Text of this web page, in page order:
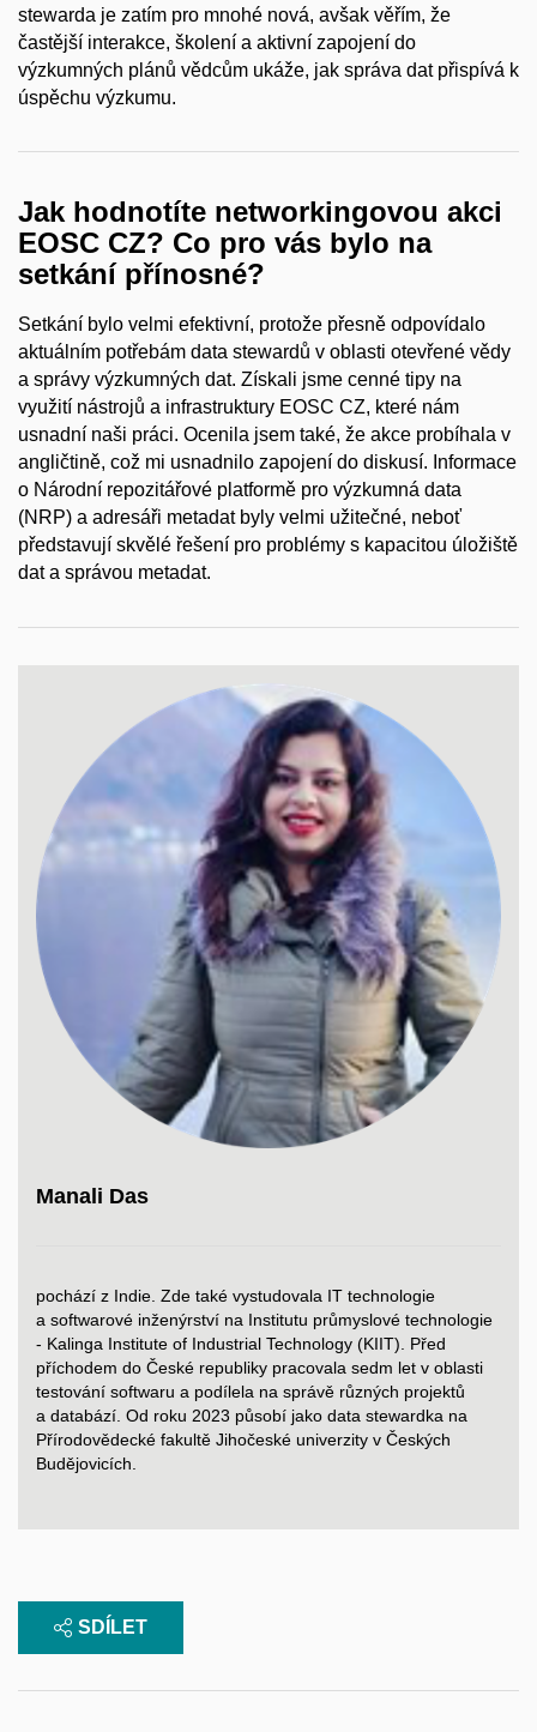
stewarda je zatím pro mnohé nová, avšak věřím, že
častější interakce, školení a aktivní zapojení do
výzkumných plánů vědcům ukáže, jak správa dat přispívá k
úspěchu výzkumu.
Jak hodnotíte networkingovou akci
EOSC CZ? Co pro vás bylo na
setkání přínosné?
Setkání bylo velmi efektivní, protože přesně odpovídalo
aktuálním potřebám data stewardů v oblasti otevřené vědy
a správy výzkumných dat. Získali jsme cenné tipy na
využití nástrojů a infrastruktury EOSC CZ, které nám
usnadní naši práci. Ocenila jsem také, že akce probíhala v
angličtině, což mi usnadnilo zapojení do diskusí. Informace
o Národní repozitářové platformě pro výzkumná data
(NRP) a adresáři metadat byly velmi užitečné, neboť
představují skvělé řešení pro problémy s kapacitou úložiště
dat a správou metadat.
Manali Das
pochází z Indie. Zde také vystudovala IT technologie
a softwarové inženýrství na Institutu průmyslové technologie
- Kalinga Institute of Industrial Technology (KIIT). Před
příchodem do České republiky pracovala sedm let v oblasti
testování softwaru a podílela na správě různých projektů
a databází. Od roku 2023 působí jako data stewardka na
Přírodovědecké fakultě Jihočeské univerzity v Českých
Budějovicích.
SDÍLET